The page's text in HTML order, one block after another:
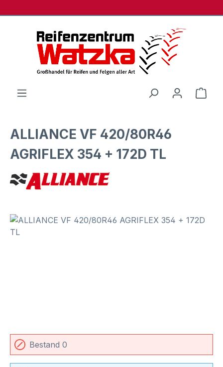
ALLIANCE VF 420/80R46
AGRIFLEX 354 + 172D TL
Bildergalerie überspringen
Bestand 0